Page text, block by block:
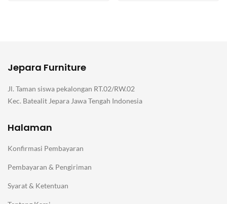
Jepara Furniture
Jl. Taman siswa pekalongan RT.02/RW.02
Kec. Batealit Jepara Jawa Tengah Indonesia
Halaman
Konfirmasi Pembayaran
Pembayaran & Pengiriman
Syarat & Ketentuan